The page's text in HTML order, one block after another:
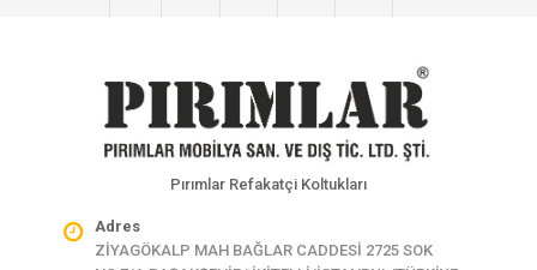
Pırımlar Refakatçi Koltukları
Adres
ZİYAGÖKALP MAH BAĞLAR CADDESİ 2725 SOK